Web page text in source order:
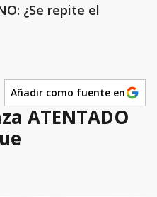
¿Se repite el
Añadir como fuente en
ATENTADO